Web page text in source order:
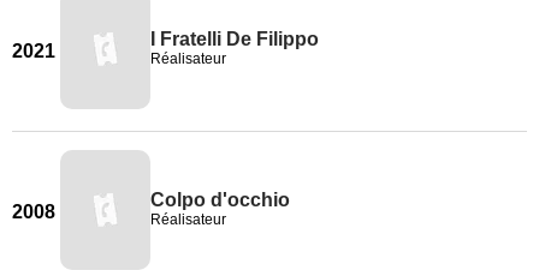
2021
I Fratelli De Filippo
Réalisateur
2008
Colpo d'occhio
Réalisateur